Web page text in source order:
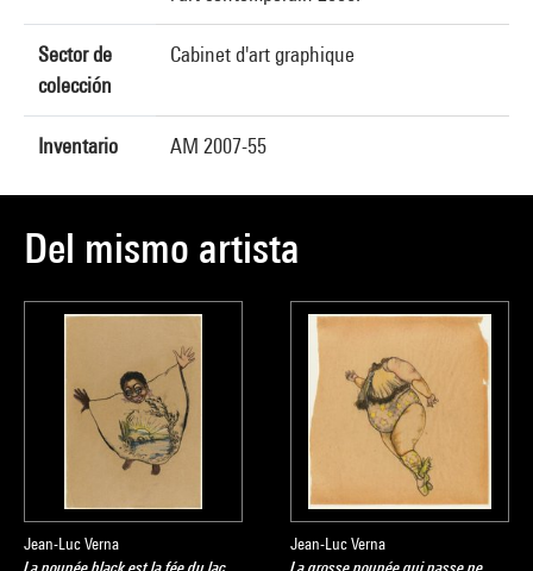
Sector de
colección
Cabinet d'art graphique
Inventario AM 2007-55
Del mismo artista
Jean-Luc Verna
Jean-Luc Verna